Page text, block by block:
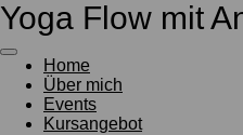
Zum
Hauptinhalt
springen
Yoga Flow mit
Home
Über mich
Events
Kursangebot